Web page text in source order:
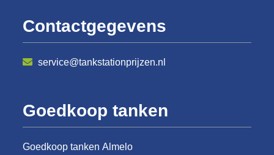
Contactgegevens
service@tankstationprijzen.nl
Goedkoop tanken
Goedkoop tanken Almelo